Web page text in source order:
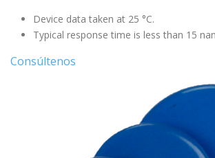
Device data taken at 25 °C.
Typical response time is less than 15
Consúltenos